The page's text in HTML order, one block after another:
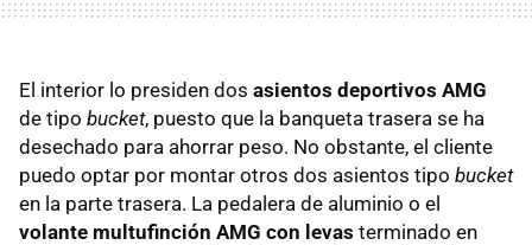
El interior lo presiden dos asientos deportivos AMG
de tipo bucket, puesto que la banqueta trasera se ha
desechado para ahorrar peso. No obstante, el cliente
puedo optar por montar otros dos asientos tipo bucket
en la parte trasera. La pedalera de aluminio o el
volante multufinción AMG con levas terminado en